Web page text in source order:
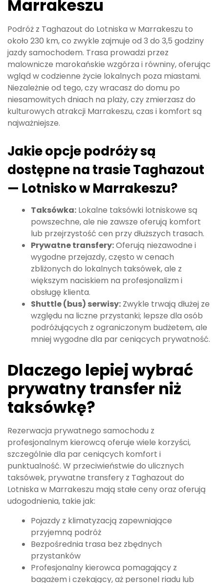
Marrakeszu
Podróż z Taghazout do Lotniska w Marrakeszu to
około 230 km, co zwykle zajmuje od 3 do 3,5 godziny
jazdy samochodem. Trasa prowadzi przez
malownicze marokańskie wzgórza i równiny, oferując
wgląd w codzienne życie lokalnych poza miastami.
Niezależnie od tego, czy wracasz do domu po
niesamowitych dniach na plaży, czy zmierzasz do
kulturowych atrakcji Marrakeszu, czas i komfort są
najważniejsze.
Jakie opcje podróży są
dostępne na trasie Taghazout
— Lotnisko w Marrakeszu?
Taksówka: Lokalne taksówki lotniskowe są
powszechne, ale nie zawsze oferują komfort
lub przejrzystość cen przy dłuższych trasach.
Prywatne transfery:Oferują niezawodne i
wygodne przejazdy, często w cenach
zbliżonych do lokalnych taksówek, ale z
większym naciskiem na profesjonalizm i
obsługę klienta.
Shuttle (bus) serwisy: Zwykle trwają dłużej ze
względu na liczne przystanki; lepsze dla osób
podróżujących z ograniczonym budżetem, ale
mniej wygodne dla par ceniących prywatność.
Dlaczego lepiej wybrać
prywatny transfer niż
taksówkę?
Rezerwacja prywatnego samochodu z
profesjonalnym kierowcą oferuje wiele korzyści,
szczególnie dla par ceniących komfort i
punktualność. W przeciwieństwie do ulicznych
taksówek, prywatne transfery z Taghazout do
Lotniska w Marrakeszu mają stałe ceny oraz oferują
udogodnienia, takie jak:
Pojazdy z klimatyzacją zapewniające
przyjemną podróż
Bezpośrednia trasa bez zbędnych
przystanków
Profesjonalny kierowca pomagający z
bagażem i czekający, aż personel riadu lub